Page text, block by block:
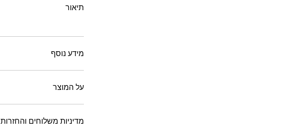
תיאור
מידע נוסף
על המוצר
מדיניות משלוחים והחזרות